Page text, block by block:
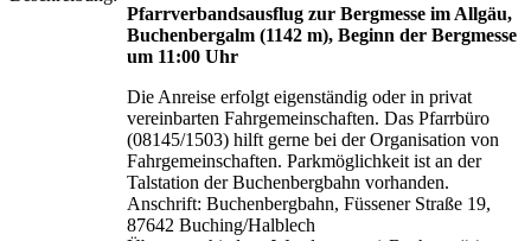
Pfarrverbandsausflug zur Bergmesse im Allgäu,
Buchenbergalm (1142 m), Beginn der Bergmesse
um 11:00 Uhr
Die Anreise erfolgt eigenständig oder in privat
vereinbarten Fahrgemeinschaften. Das Pfarrbüro
(08145/1503) hilft gerne bei der Organisation von
Fahrgemeinschaften. Parkmöglichkeit ist an der
Talstation der Buchenbergbahn vorhanden.
Anschrift: Buchenbergbahn, Füssener Straße 19,
87642 Buching/Halblech